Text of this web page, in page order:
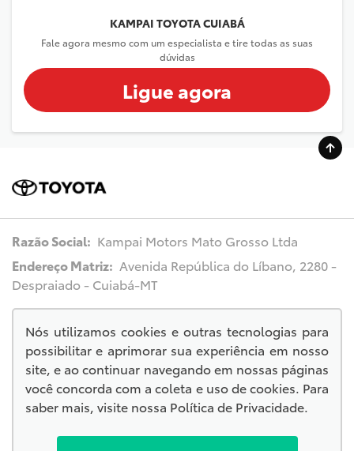
KAMPAI TOYOTA CUIABÁ
Fale agora mesmo com um especialista e tire todas as suas
dúvidas
Ligue agora
Razão Social: Kampai Motors Mato Grosso Ltda
Endereço Matriz: Avenida República do Líbano, 2280 -
Despraiado - Cuiabá-MT
© Copyright 2026
AutoForce - Todos os direitos reservados.
.
Nós utilizamos cookies e outras tecnologias para
possibilitar e aprimorar sua experiência em nosso
site, e ao continuar navegando em nossas páginas
você concorda com a coleta e uso de cookies. Para
saber mais, visite nossa Política de Privacidade.